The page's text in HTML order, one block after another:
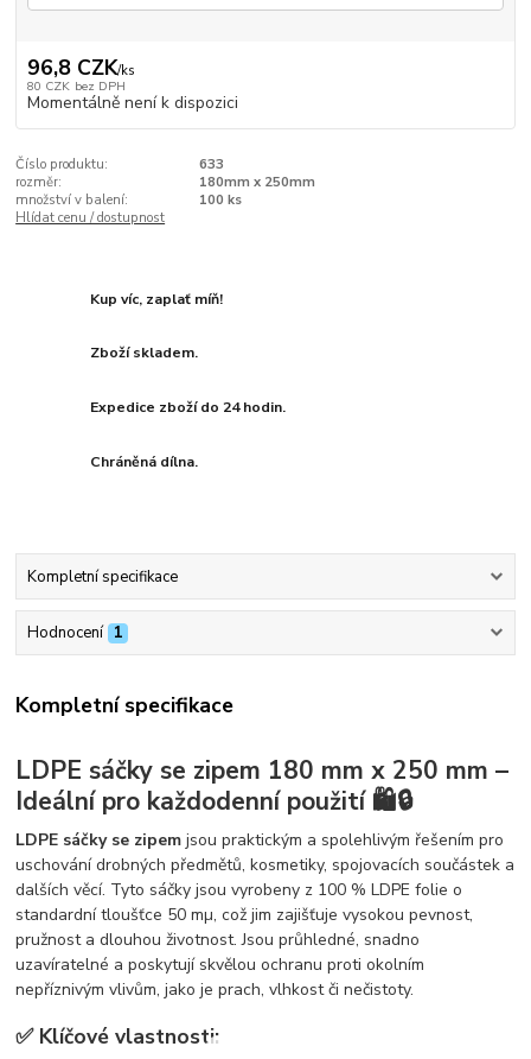
96,8 CZK/ks
80 CZK bez DPH
Momentálně není k dispozici
Číslo produktu:
633
rozměr:
180mm x 250mm
množství v balení:
100 ks
Hlídat cenu / dostupnost
Kup víc, zaplať míň!
Zboží skladem.
Expedice zboží do 24 hodin.
Chráněná dílna.
Kompletní specifikace
Hodnocení 1
Kompletní specifikace
LDPE sáčky se zipem 180 mm x 250 mm –
Ideální pro každodenní použití 🛍️🔒
LDPE sáčky se zipem jsou praktickým a spolehlivým řešením pro
uschování drobných předmětů, kosmetiky, spojovacích součástek a
dalších věcí. Tyto sáčky jsou vyrobeny z 100 % LDPE folie o
standardní tloušťce 50 mµ, což jim zajišťuje vysokou pevnost,
pružnost a dlouhou životnost. Jsou průhledné, snadno
uzavíratelné a poskytují skvělou ochranu proti okolním
nepříznivým vlivům, jako je prach, vlhkost či nečistoty.
✅ Klíčové vlastnosti: